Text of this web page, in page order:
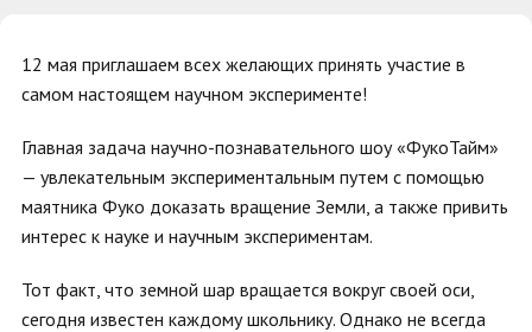
12 мая приглашаем всех желающих принять участие в
самом настоящем научном эксперименте!
Главная задача научно-познавательного шоу «ФукоТайм»
— увлекательным экспериментальным путем с помощью
маятника Фуко доказать вращение Земли, а также привить
интерес к науке и научным экспериментам.
Тот факт, что земной шар вращается вокруг своей оси,
сегодня известен каждому школьнику. Однако не всегда